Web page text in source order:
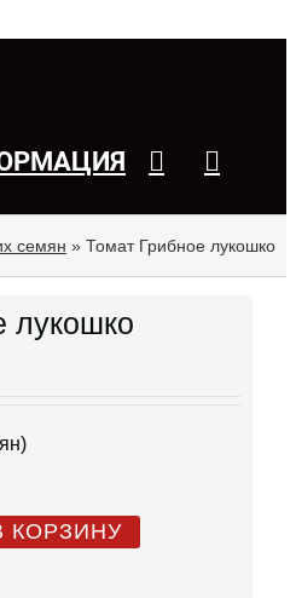
семян » Томат Грибное лукошко
лукошко
КОРЗИНУ